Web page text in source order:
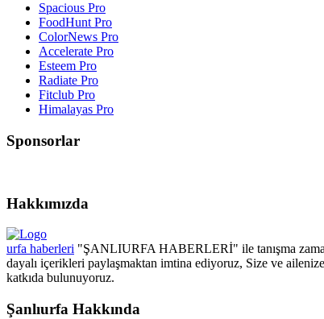
Spacious Pro
FoodHunt Pro
ColorNews Pro
Accelerate Pro
Esteem Pro
Radiate Pro
Fitclub Pro
Himalayas Pro
Sponsorlar
Hakkımızda
urfa haberleri "ŞANLIURFA HABERLERİ" ile tanışma
dayalı içerikleri paylaşmaktan imtina ediyoruz, Size ve
katkıda bulunuyoruz.
Şanlıurfa Hakkında